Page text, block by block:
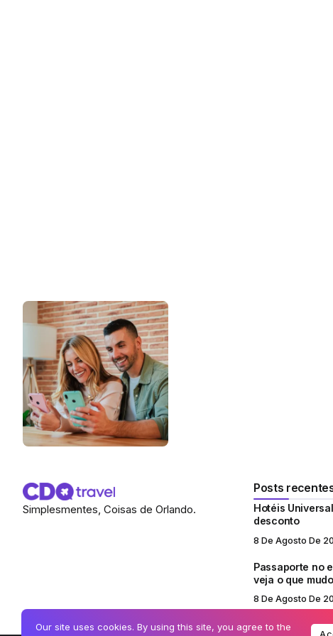
Simplesmentes, Coisas de Orlando.
Posts
Hotéis
desconto
8 De Agosto De
Passaporte no
veja o que
8 De Agosto De
Our site uses cookies. By using this site, you agree to the